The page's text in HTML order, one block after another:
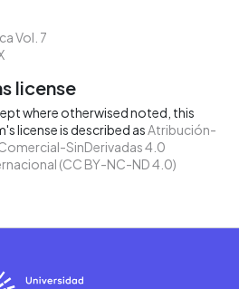
Vol. 7
license
where otherwised noted, this
license is described asAtribución-
SinDerivadas 4.0
(CC BY-NC-ND 4.0)